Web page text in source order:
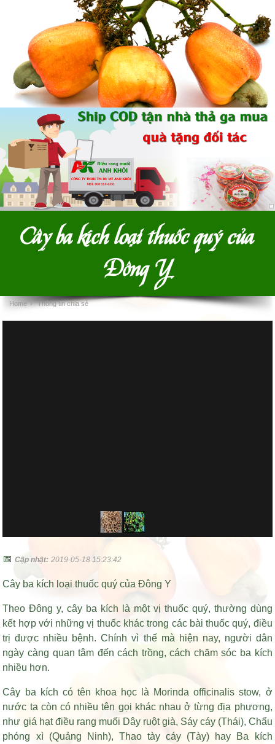
Cây ba kích loại thuốc quý của
Đông Y
Home › Thông tin chia sẻ
📅Cập nhật: 2019-05-18 15:23:42
Cây ba kích loại thuốc quý của Đông Y
Theo Đông y, cây ba kích là một vị thuốc quý, thường dùng
kết hợp với những vị thuốc khác trong các bài thuốc quý, điều
trị được nhiều bệnh. Chính vì thế mà hiện nay, người dân
ngày càng quan tâm đến cách trồng, cách chăm sóc ba kích
nhiều hơn.
Cây ba kích có tên khoa học là Morinda officinalis stow, ở
nước ta còn có nhiều tên gọi khác nhau ở từng địa phương,
như giá hạt điều rang muối Dây ruột già, Sáy cáy (Thái), Chẩu
phóng xì (Quảng Ninh), Thao tày cáy (Tày) hay Ba kích